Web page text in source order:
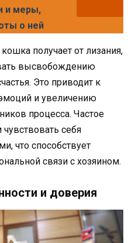
и меры,
о ней
получает от лизания,
высвобождению
Это приводит к
и увеличению
процесса. Частое
себя
что способствует
связи с хозяином.
и доверия